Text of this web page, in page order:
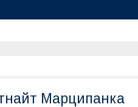
Марципанка